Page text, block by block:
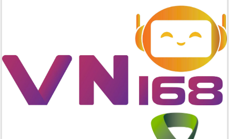
toàn bộ nhà ở cho hộ dân đúng tiến độ
đề ra
UBND tỉnh Đắk Lắk tổng kết công tác
quốc phòng, quân sự địa phương năm